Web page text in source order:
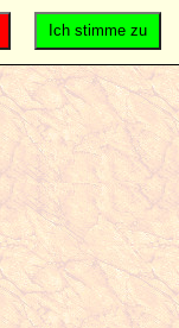
Ich stimme zu